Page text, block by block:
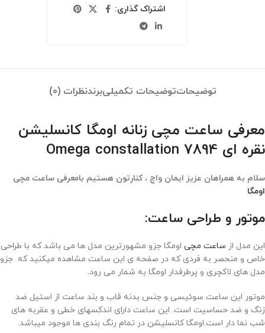
اشتراک گذاری:
توضیحاتتوضیحات تکمیلیبرندنظرات (0)
معرفی ساعت مچی زنانه اومگا کانسلیشن
نقره ای Omega constallation 7894
سلام به همراهان عزیز ایمان واچ ، کنارتون هستیم بامعرفی ساعت مچی
اومگا
موتور و طراحی ساعت:
این مدل از ساعت مچی اومگا جزو مشهورترین مدل ها می باشد که با طراحی
خاص و منحصر به فردی که در صفحه ی این ساعت مشاهده میکنید که جزو
مدل های لاکچری و پرطرفدار اومگا به شمار می رود.
موتور این ساعت سوئیسی و جنس بدنه قاب و بند ساعت از استیل ضد
زنگ و ضد حساسیت است. این ساعت دارای اندکسهای خطی و عقربه های
شب نما دار است.اومگا کانسلیشن در تمام رنگ بندی ها موجود میباشد.